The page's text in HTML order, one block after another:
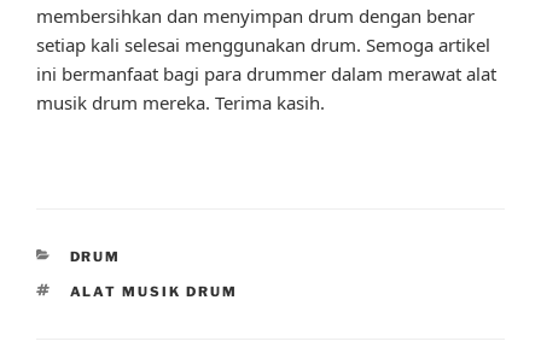
membersihkan dan menyimpan drum dengan benar
setiap kali selesai menggunakan drum. Semoga artikel
ini bermanfaat bagi para drummer dalam merawat alat
musik drum mereka. Terima kasih.
CATEGORIES
DRUM
TAGS
ALAT MUSIK DRUM